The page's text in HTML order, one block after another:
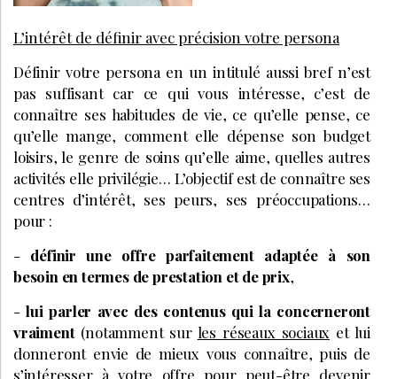
L’intérêt de définir avec précision votre persona
Définir votre persona en un intitulé aussi bref n’est
pas suffisant car ce qui vous intéresse, c’est de
connaître ses habitudes de vie, ce qu’elle pense, ce
qu’elle mange, comment elle dépense son budget
loisirs, le genre de soins qu’elle aime, quelles autres
activités elle privilégie… L’objectif est de connaître ses
centres d’intérêt, ses peurs, ses préoccupations…
pour :
- définir une offre parfaitement adaptée à son
besoin en termes de prestation et de prix,
-lui parler avec des contenus qui la concerneront
vraiment(notamment sur les réseaux sociaux et lui
donneront envie de mieux vous connaître, puis de
s’intéresser à votre offre pour peut-être devenir